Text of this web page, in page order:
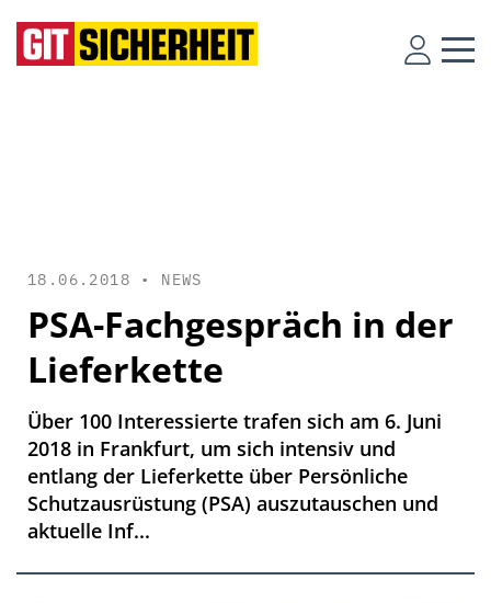
18.06.2018 • NEWS
PSA-Fachgespräch in der
Lieferkette
Über 100 Interessierte trafen sich am 6. Juni
2018 in Frankfurt, um sich intensiv und
entlang der Lieferkette über Persönliche
Schutzausrüstung (PSA) auszutauschen und
aktuelle Inf...